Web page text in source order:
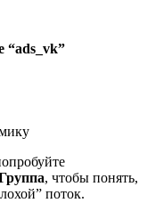
“ads_vk”
, чтобы понять,
поток.